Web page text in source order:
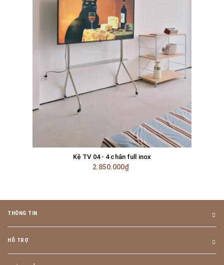
Kệ TV 04 - 4 chân full inox
2.850.000₫
THÔNG TIN
HỖ TRỢ